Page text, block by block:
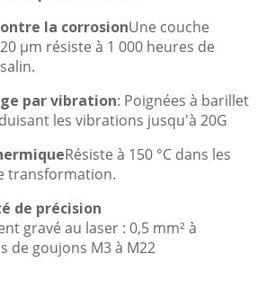
la corrosionUne couche
µm résiste à 1 000 heures de
par vibration: Poignées à barillet
les vibrations jusqu'à 20G
Résiste à 150 °C dans les
transformation.
de précision
gravé au laser : 0,5 mm² à
de goujons M3 à M22